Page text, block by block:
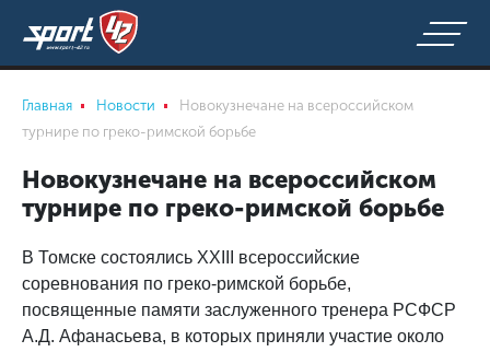
Главная Новости
Новокузнечане на всероссийском
турнире по греко-римской борьбе
Новокузнечане на всероссийском
турнире по греко-римской борьбе
В Томске состоялись XXIII всероссийские
соревнования по греко-римской борьбе,
посвященные памяти заслуженного тренера РСФСР
А.Д. Афанасьева, в которых приняли участие около